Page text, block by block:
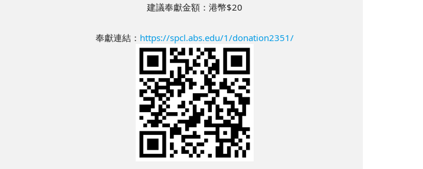
建議奉獻金額：港幣$20
奉獻連結： https://spcl.abs.edu/1/donation2351/